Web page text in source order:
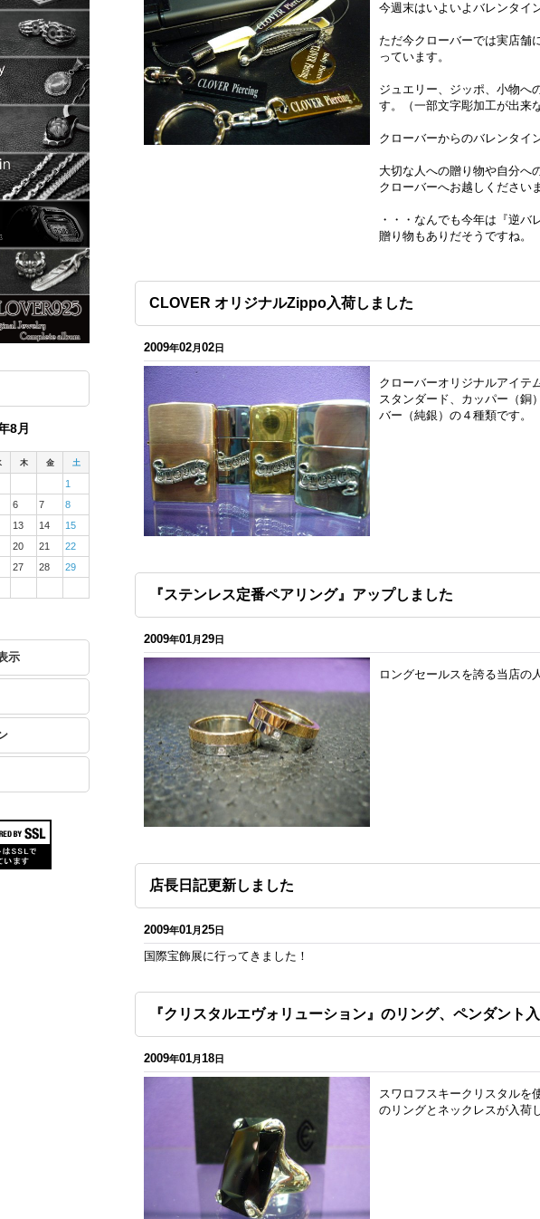
8月
木 金 土
1
6 7
8
13 14
15
20 21
22
27 28
29
示
今週末はいよいよバレンタイ
ただ今クローバーでは実店舗
っています。
ジュエリー、ジッポ、小物へ
す。（一部文字彫加工が出来
クローバーからのバレンタイ
大切な人への贈り物や自分へ
クローバーへお越しください
・・・なんでも今年は『逆
贈り物もありだそうですね。
CLOVER オリジナルZippo入荷しました
2009年02月 02 日
クローバーオリジナルアイテ
スタンダード、カッパー（銅
バー（純銀）の４種類です。
『ステンレス定番ペアリング』アップしました
2009年01月29日
ロングセールスを誇る当店の
店長日記更新しました
2009年01月 25 日
国際宝飾展に行ってきました！
『クリスタルエヴォリューション』のリング、ペンダント
2009年01月 18 日
スワロフスキークリスタルを
のリングとネックレスが入荷